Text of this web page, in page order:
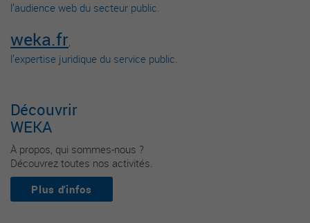
l’audience web du secteur public.
weka.fr,
l’expertise juridique du service public.
Découvrir
WEKA
À propos, qui sommes-nous ?
Découvrez toutes nos activités.
Plus d'infos